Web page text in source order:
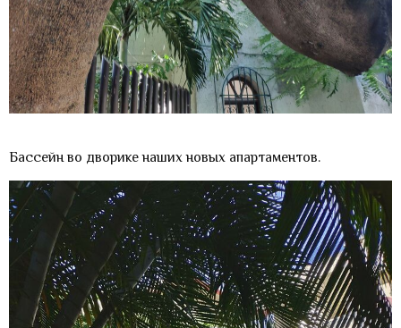
Бассейн во дворике наших новых апартаментов.